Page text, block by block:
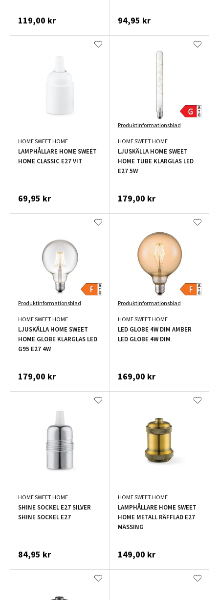
119,00 kr 94,95 kr
HOME SWEET HOME
LAMPHÅLLARE HOME SWEET
HOME CLASSIC E27 VIT
69,95 kr
Produktinformationsblad
HOME SWEET HOME
LJUSKÄLLA HOME SWEET
HOME TUBE KLARGLAS LED
E27 5W
179,00 kr
Produktinformationsblad
HOME SWEET HOME
LJUSKÄLLA HOME SWEET
HOME GLOBE KLARGLAS LED
G95 E27 4W
179,00 kr
Produktinformationsblad
HOME SWEET HOME
LED GLOBE 4W DIM AMBER
LED GLOBE 4W DIM
169,00 kr
HOME SWEET HOME
SHINE SOCKEL E27 SILVER
SHINE SOCKEL E27
84,95 kr
HOME SWEET HOME
LAMPHÅLLARE HOME SWEET
HOME METALL RÄFFLAD E27
MÄSSING
149,00 kr